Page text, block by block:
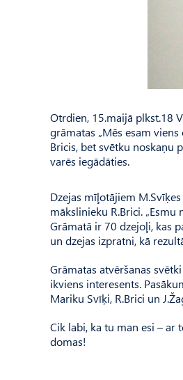
Otrdien, 15.maijā plkst.18
grāmatas „Mēs esam
Bricis, bet svētku noskaņu
varēs iegādāties.
Dzejas mīļotājiem
mākslinieku R.Brici.
Grāmatā ir 70 dzejoļi, kas
un dzejas izpratni, kā
Grāmatas atvēršanas
ikviens interesents.
Mariku Svīķi, R.Brici un
Cik labi, ka tu man esi – ar
domas!